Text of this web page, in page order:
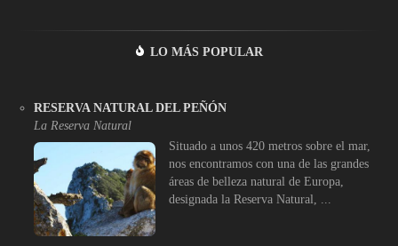
LO MÁS POPULAR
RESERVA NATURAL DEL PEÑÓN
La Reserva Natural
Situado a unos 420 metros sobre el mar,
nos encontramos con una de las grandes
áreas de belleza natural de Europa,
designada la Reserva Natural, ...